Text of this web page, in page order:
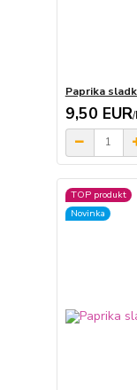
Paprika
9,50 EUR/
TOP produkt
Novinka